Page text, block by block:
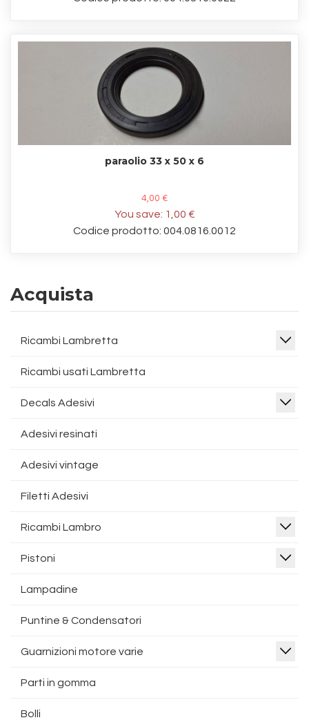
paraolio 33 x 50 x 6
4,00 €
You save: 1,00 €
Codice prodotto: 004.0816.0012
Acquista
Ricambi Lambretta
Ricambi usati Lambretta
Decals Adesivi
Adesivi resinati
Adesivi vintage
Filetti Adesivi
Ricambi Lambro
Pistoni
Lampadine
Puntine & Condensatori
Guarnizioni motore varie
Parti in gomma
Bolli